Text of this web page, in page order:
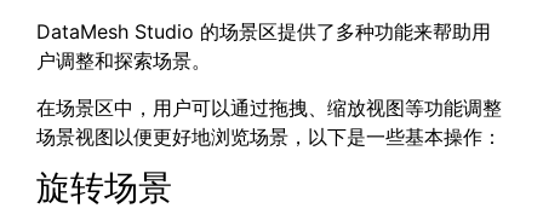
DataMesh Studio 的场景区提供了多种功能来帮助用
户调整和探索场景。
在场景区中，用户可以通过拖拽、缩放视图等功能调整
场景视图以便更好地浏览场景，以下是一些基本操作：
旋转场景